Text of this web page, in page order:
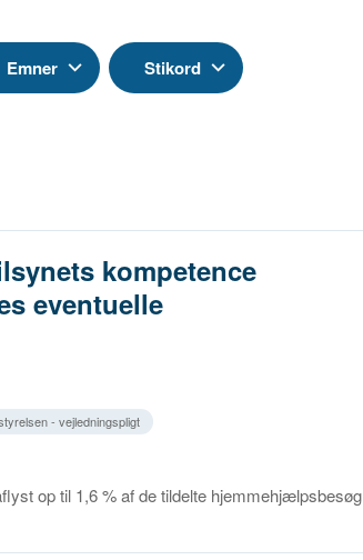
Emner Stikord
kompetence
eventuelle
- vejledningspligt
op til 1,6 % af de tildelte hjemmehjælpsbesøg